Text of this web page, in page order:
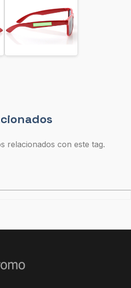
relacionados con este tag.